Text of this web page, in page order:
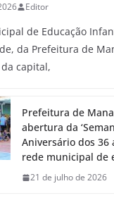
Editor
de Educação
da Prefeitura de
capital,
Prefeitura de
abertura da
Aniversário dos 36
rede municipal de
21 de julho de 2026